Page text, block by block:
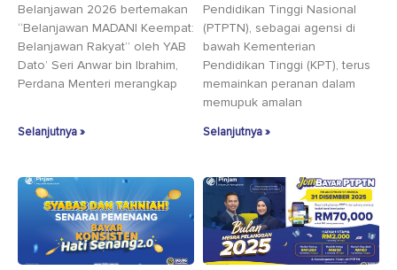
Belanjawan 2026 bertemakan
“Belanjawan MADANI Keempat:
Belanjawan Rakyat” oleh YAB
Dato’ Seri Anwar bin Ibrahim,
Perdana Menteri merangkap
Selanjutnya »
Pendidikan Tinggi Nasional
(PTPTN), sebagai agensi di
bawah Kementerian
Pendidikan Tinggi (KPT), terus
memainkan peranan dalam
memupuk amalan
Selanjutnya »